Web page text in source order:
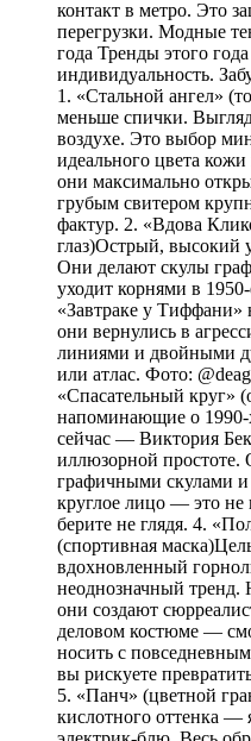
контакт в метро. Это
перегрузки. Модные
года Тренды этого
индивидуальность.
1. «Стальной ангел»
меньше спички.
воздухе. Это выбор
идеального цвета
они максимально
грубым свитером
фактур. 2. «Вдова
глаз)Острый, высокий
Они делают скулы
уходит корнями в
«Завтраке у
они вернулись в
линиями и двойными
или атлас. Фото:
«Спасательный круг»
напоминающие о
сейчас — Виктория
иллюзорной простоте.
графичными скулами
круглое лицо — это
берите не глядя. 4.
(спортивная
вдохновленный
неоднозначный
они создают
деловом костюме —
носить с
вы рискуете
5. «Панч» (цветной
кислотного оттенка —